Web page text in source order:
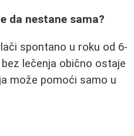
da nestane sama?
spontano u roku od 6-
lečenja obično ostaje
može pomoći samo u